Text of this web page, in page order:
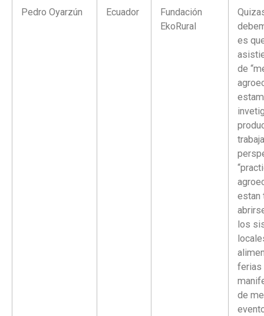
Pedro Oyarzún Ecuador
Fundación
EkoRural
es
de
estan
los
ferias
de